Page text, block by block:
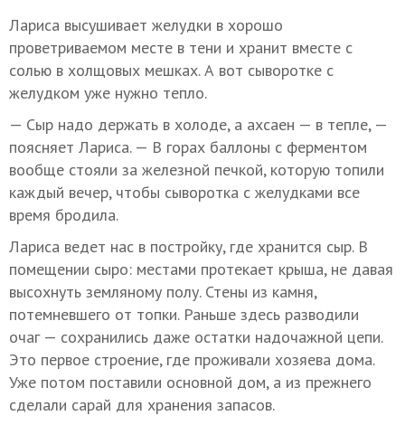
Лариса высушивает желудки в хорошо
проветриваемом месте в тени и хранит вместе с
солью в холщовых мешках. А вот сыворотке с
желудком уже нужно тепло.
— Сыр надо держать в холоде, а ахсаен — в тепле, —
поясняет Лариса. — В горах баллоны с ферментом
вообще стояли за железной печкой, которую топили
каждый вечер, чтобы сыворотка с желудками все
время бродила.
Лариса ведет нас в постройку, где хранится сыр. В
помещении сыро: местами протекает крыша, не давая
высохнуть земляному полу. Стены из камня,
потемневшего от топки. Раньше здесь разводили
очаг — сохранились даже остатки надочажной цепи.
Это первое строение, где проживали хозяева дома.
Уже потом поставили основной дом, а из прежнего
сделали сарай для хранения запасов.